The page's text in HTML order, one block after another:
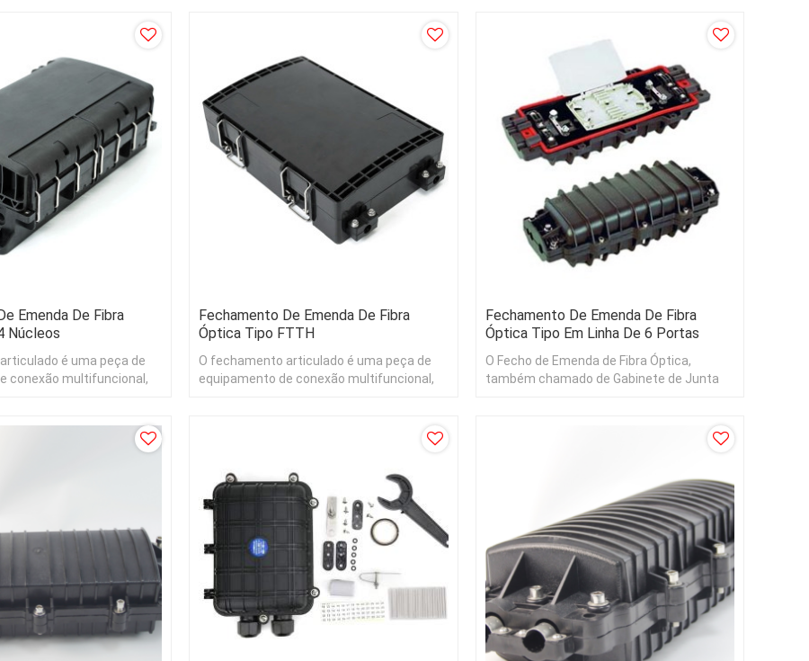
Emenda De Fibra
Núcleos
é uma peça de
conexão multifuncional,
Fechamento De Emenda De Fibra
Óptica Tipo FTTH
O fechamento articulado é uma peça de
equipamento de conexão multifuncional,
Fechamento De Emenda De Fibra
Óptica Tipo Em Linha De 6 Portas
O Fecho de Emenda de Fibra Óptica,
também chamado de Gabinete de Junta